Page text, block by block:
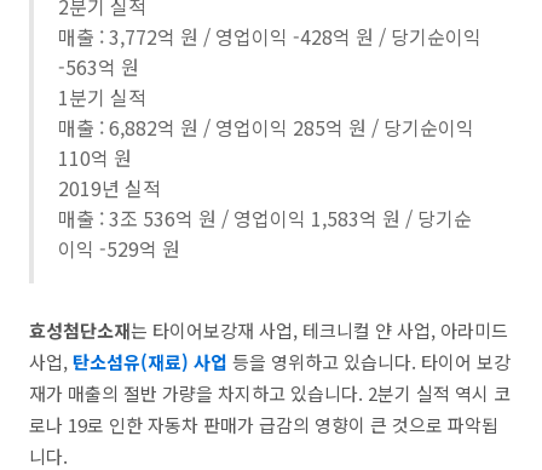
2분기 실적
매출 : 3,772억 원 / 영업이익 -428억 원 / 당기순이익
-563억 원
1분기 실적
매출 : 6,882억 원 / 영업이익 285억 원 / 당기순이익
110억 원
2019년 실적
매출 : 3조 536억 원 / 영업이익 1,583억 원 / 당기순
이익 -529억 원
효성첨단소재는 타이어보강재 사업, 테크니컬 얀 사업, 아라미드
사업,탄소섬유(재료) 사업 등을 영위하고 있습니다. 타이어 보강
재가 매출의 절반 가량을 차지하고 있습니다. 2분기 실적 역시 코
로나 19로 인한 자동차 판매가 급감의 영향이 큰 것으로 파악됩
니다.